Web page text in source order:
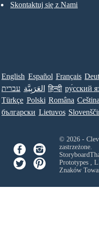
Skontaktuj się z Nami
English Español Français
עברית العَرَبِيَّة हिन्दी ру́сский
Türkçe Polski Româna Ceština
български Lietuvos
© 2026 -
zastrzeżone.
Prototypes ,
Znaków